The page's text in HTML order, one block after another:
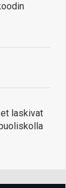
laskivat